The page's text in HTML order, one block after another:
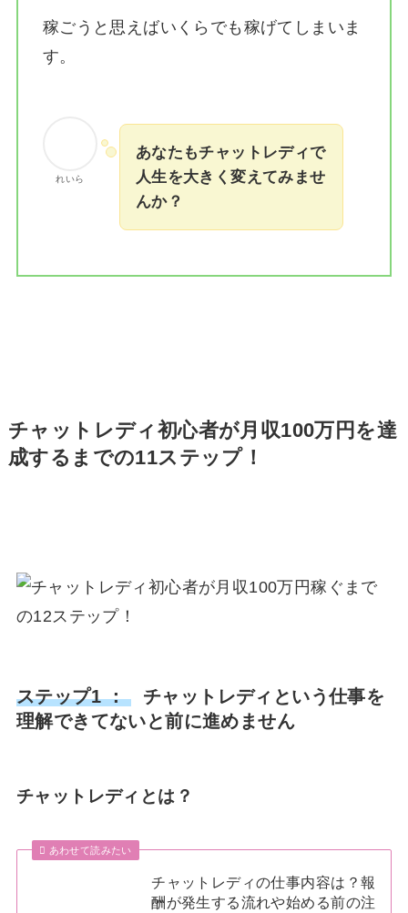
稼ごうと思えばいくらでも稼げてしまいま
す。
れいら
あなたもチャットレディで
人生を大きく変えてみませ
んか？
チャットレディ初心者が月収100万円を達
成するまでの11ステップ！
ステップ1 ：
チャットレディという仕事を
理解できてないと前に進めません
チャットレディとは？
あわせて読みたい
チャットレディの仕事内容は？報
酬が発生する流れや始める前の注